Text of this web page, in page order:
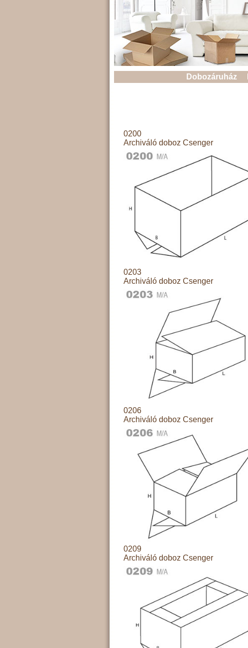
Dobozáruház
0200
Archiváló doboz Csenger
0203
Archiváló doboz Csenger
0206
Archiváló doboz Csenger
0209
Archiváló doboz Csenger